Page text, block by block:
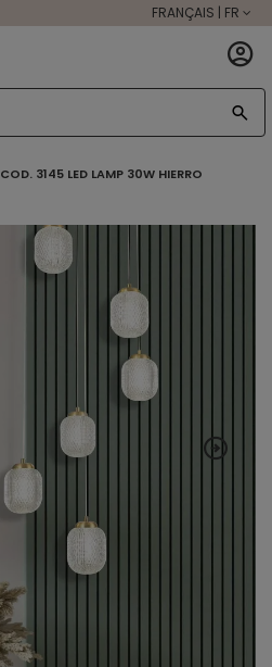
FRANÇAIS | FR
COD. 3145 LED LAMP 30W HIERRO